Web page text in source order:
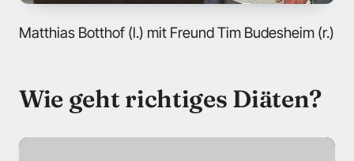
Matthias Botthof (l.) mit Freund Tim Budesheim (r.)
Wie geht richtiges Diäten?